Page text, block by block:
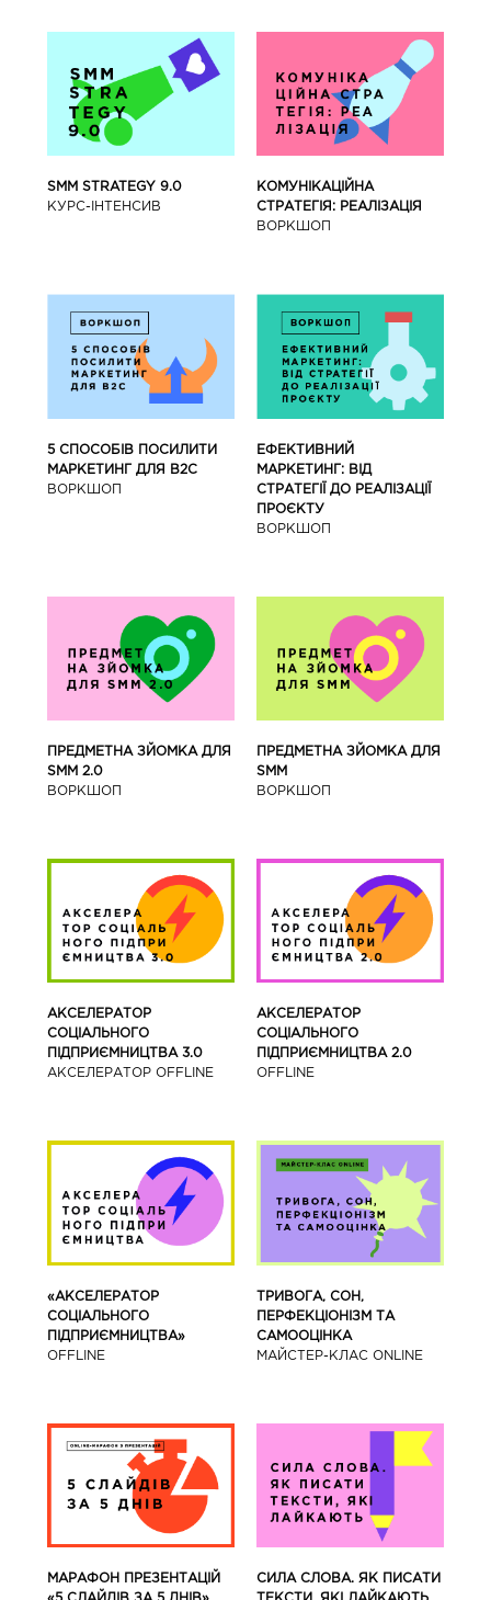
SMM STRATEGY 9.0
КУРС-IНТЕНСИВ
КОМУНІКАЦІЙНА
СТРАТЕГІЯ: РЕАЛІЗАЦІЯ
ВОРКШОП
5 СПОСОБІВ ПОСИЛИТИ
МАРКЕТИНГ ДЛЯ В2С
ВОРКШОП
ЕФЕКТИВНИЙ
МАРКЕТИНГ: ВІД
СТРАТЕГІЇ ДО РЕАЛІЗАЦІЇ
ПРОЄКТУ
ВОРКШОП
ПРЕДМЕТНА ЗЙОМКА ДЛЯ
SMM 2.0
ВОРКШОП
ПРЕДМЕТНА ЗЙОМКА ДЛЯ
SMM
ВОРКШОП
АКСЕЛЕРАТОР
СОЦІАЛЬНОГО
ПІДПРИЄМНИЦТВА 3.0
АКСЕЛЕРАТОР OFFLINE
АКСЕЛЕРАТОР
СОЦІАЛЬНОГО
ПІДПРИЄМНИЦТВА 2.0
OFFLINE
«АКСЕЛЕРАТОР
СОЦІАЛЬНОГО
ПІДПРИЄМНИЦТВА»
OFFLINE
ТРИВОГА, СОН,
ПЕРФЕКЦІОНІЗМ ТА
САМООЦІНКА
МАЙСТЕР-КЛАС ONLINE
МАРАФОН ПРЕЗЕНТАЦІЙ
СИЛА СЛОВА. ЯК ПИСАТИ